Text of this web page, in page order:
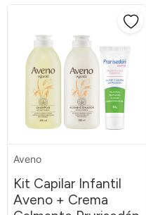
Aveno
Kit Capilar Infantil
Aveno + Crema